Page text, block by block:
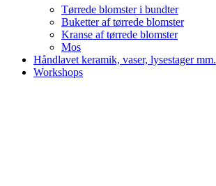
Tørrede blomster i bundter
Buketter af tørrede blomster
Kranse af tørrede blomster
Mos
Håndlavet keramik, vaser, lysestager mm.
Workshops